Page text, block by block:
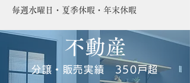
毎週水曜日・夏季休暇・年末休暇
不動産
分譲・販売実績 350戸超